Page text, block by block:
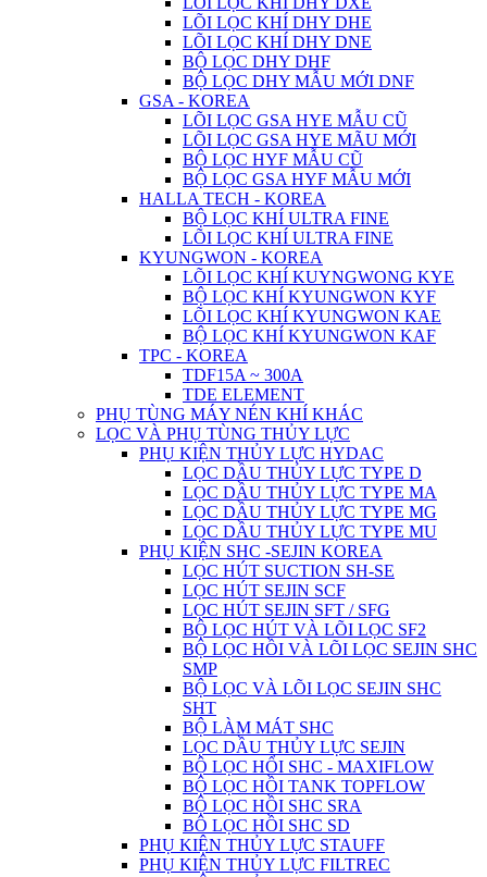
LÕI LỌC KHÍ DHY DHE
LÕI LỌC KHÍ DHY DNE
BỘ LỌC DHY DHF
BỘ LỌC DHY MẪU MỚI DNF
GSA - KOREA
LÕI LỌC GSA HYE MẪU CŨ
LÕI LỌC GSA HYE MÃU MỚI
BỘ LỌC HYF MẪU CŨ
BỘ LỌC GSA HYF MẪU MỚI
HALLA TECH - KOREA
BỘ LỌC KHÍ ULTRA FINE
LÕI LỌC KHÍ ULTRA FINE
KYUNGWON - KOREA
LÕI LỌC KHÍ KUYNGWONG KYE
BỘ LỌC KHÍ KYUNGWON KYF
LÕI LỌC KHÍ KYUNGWON KAE
BỘ LỌC KHÍ KYUNGWON KAF
TPC - KOREA
TDF15A ~ 300A
TDE ELEMENT
PHỤ TÙNG MÁY NÉN KHÍ KHÁC
LỌC VÀ PHỤ TÙNG THỦY LỰC
PHỤ KIỆN THỦY LỰC HYDAC
LỌC DẦU THỦY LỰC TYPE D
LỌC DẦU THỦY LỰC TYPE MA
LỌC DẦU THỦY LỰC TYPE MG
LỌC DẦU THỦY LỰC TYPE MU
PHỤ KIỆN SHC -SEJIN KOREA
LỌC HÚT SUCTION SH-SE
LỌC HÚT SEJIN SCF
LỌC HÚT SEJIN SFT / SFG
BỘ LỌC HÚT VÀ LÕI LỌC SF2
BỘ LỌC HỒI VÀ LÕI LỌC SEJIN SHC
SMP
BỘ LỌC VÀ LÕI LỌC SEJIN SHC
SHT
BỘ LÀM MÁT SHC
LỌC DẦU THỦY LỰC SEJIN
BỘ LỌC HỔI SHC - MAXIFLOW
BỘ LỌC HỒI TANK TOPFLOW
BỘ LỌC HỒI SHC SRA
BÔ LỌC HỒI SHC SD
PHỤ KIỆN THỦY LỰC STAUFF
PHỤ KIỆN THỦY LỰC FILTREC